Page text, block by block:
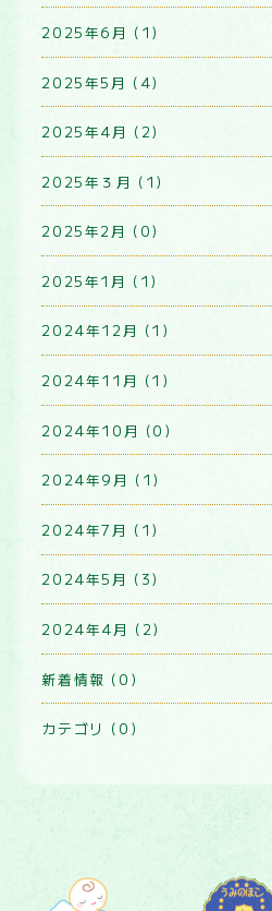
2025年6月 (1)
2025年5月 (4)
2025年4月 (2)
2025年３月 (1)
2025年2月 (0)
2025年1月 (1)
2024年12月 (1)
2024年11月 (1)
2024年10月 (0)
2024年9月 (1)
2024年7月 (1)
2024年5月 (3)
2024年4月 (2)
新着情報 (0)
カテゴリ (0)